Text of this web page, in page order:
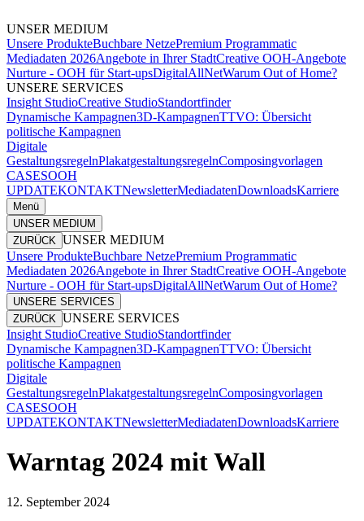
UNSER MEDIUM
Unsere ProdukteBuchbare NetzePremium Programmatic
Mediadaten 2026Angebote in Ihrer StadtCreative OOH-Angebote
Nurture - OOH für Start-upsDigitalAllNetWarum Out of Home?
UNSERE SERVICES
Insight StudioCreative StudioStandortfinder
Dynamische Kampagnen3D-KampagnenTTVO: Übersicht
politische Kampagnen
Digitale
GestaltungsregelnPlakatgestaltungsregelnComposingvorlagen
CASESOOH
UPDATEKONTAKTNewsletterMediadatenDownloadsKarriere
Menü
UNSER MEDIUM
ZURÜCK UNSER MEDIUM
Unsere ProdukteBuchbare NetzePremium Programmatic
Mediadaten 2026Angebote in Ihrer StadtCreative OOH-Angebote
Nurture - OOH für Start-upsDigitalAllNetWarum Out of Home?
UNSERE SERVICES
ZURÜCK UNSERE SERVICES
Insight StudioCreative StudioStandortfinder
Dynamische Kampagnen3D-KampagnenTTVO: Übersicht
politische Kampagnen
Digitale
GestaltungsregelnPlakatgestaltungsregelnComposingvorlagen
CASESOOH
UPDATEKONTAKTNewsletterMediadatenDownloadsKarriere
Warntag 2024 mit Wall
12. September 2024